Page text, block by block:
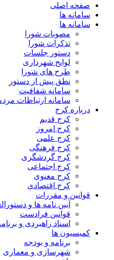
صفحه اصلی
سامانه ها
سامانه ها
مصوبات شورا
تذکرات شورا
دستور جلسات
لوایح شهرداری
طرح های شورا
نطق پیش از دستور
سامانه شفافیت
سامانه ارتباطات
درباره کرج
کرج قدیم
کرج امروز
کرج علمی
کرج فرهنگی
کرج گردشگری
کرج اجتماعی
کرج معنوی
کرج اقتصادی
قوانین و مقررات
آیین نامه ها و
قوانین فرادست
اسناد راهبردی و
کمیسیون ها
برنامه و بودجه
شهرسازی و معماری